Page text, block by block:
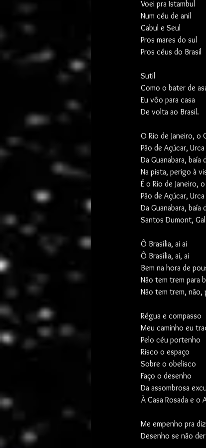
Voei pra Istambul
Num céu de anil
Cabul e Seul
Pros mares do sul
Pros céus do Brasil
Sutil
Como o bater de
Eu vôo para casa
De volta ao Brasil.
O Rio de Janeiro, o
Pão de Açúcar, Urca
Da Guanabara, baía
Na pista, perigo à
É o Rio de Janeiro,
Pão de Açúcar, Urca
Da Guanabara, baía
Santos Dumont,
Ô Brasília, ai ai
Ô Brasília, ai, ai
Bem na hora de
Não tem trem para
Não tem trem, não,
Régua e compasso
Meu caminho eu
Pelo céu portenho
Risco o espaço
Sobre o obelisco
Faço o desenho
Da assombrosa
À Casa Rosada e o
Me empenho pra
Desenho se não